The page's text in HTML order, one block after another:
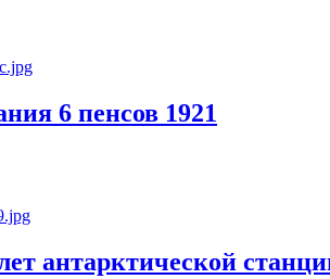
6 пенсов 1921
антарктической